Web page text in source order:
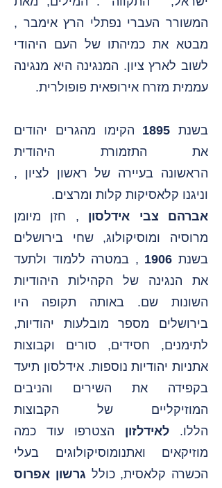
המשורר העברי נפתלי הרץ אימבר ,
מבטא את כמיהתו של העם היהודי
לשוב לארץ ציון. המנגינה היא מנגינה
עממית מזרח אירופאית פופולרית.
בשנת 1895 הקימו מהגרים יהודים
את התזמורת היהודית
הראשונה בעיירה של ראשון לציון ,
וניגנו קלאסיקות קלות ומרצים.
אברהם צבי אידלסון , חזן מיומן
מרוסיה ומוסיקולוג, שחי בירושלים
בשנת 1906 , במטרה ללמוד ולתעד
את הנגינה של הקהילות היהודיות
השונות שם. באותה תקופה היו
בירושלים מספר מובלעות יהודיות,
לתימנים, חסידים, סורים וקבוצות
אתניות יהודיות נוספות. אידלסון תיעד
בקפידה את השירים והניבים
המוזיקליים של הקבוצות
הללו.
לאידלזון הצטרפו עוד כמה
מוזיקאים ואתנומוסיקולוגים בעלי
הכשרה קלאסית, כולל גרשון אפרוס